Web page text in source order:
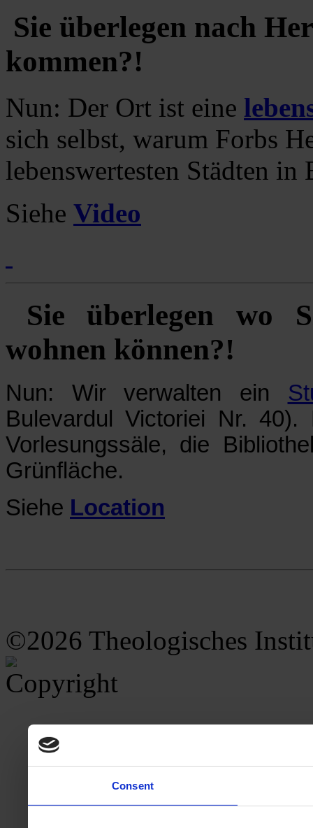
Consent
Sie überlegen nach
kommen?!
Nun: Der Ort ist eine
sich selbst, warum Forbs
lebenswertesten Städten
Siehe Video
Sie überlegen wo
wohnen können?!
Nun: Wir verwalten ein
Bulevardul Victoriei Nr. 40).
Vorlesungssäle, die
Grünfläche.
Siehe Location
©2026 Theologisches